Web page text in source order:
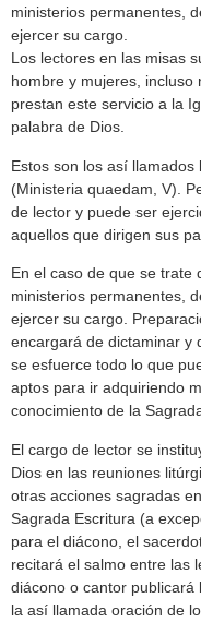
ministerios permanentes,
ejercer su cargo.
Los lectores en las misas
hombre y mujeres, incluso
prestan este servicio a la
palabra de Dios.
Estos son los así
(Ministeria quaedam, V).
de lector y puede ser
aquellos que dirigen sus
En el caso de que se trate
ministerios permanentes,
ejercer su cargo.
encargará de dictaminar y
se esfuerce todo lo que
aptos para ir adquiriendo
conocimiento de la
El cargo de lector se
Dios en las reuniones
otras acciones sagradas
Sagrada Escritura (a
para el diácono, el
recitará el salmo entre las
diácono o cantor publicará
la así llamada oración de